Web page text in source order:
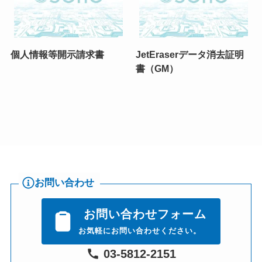
個人情報等開示請求書
JetEraserデータ消去証明
書（GM）
お問い合わせ
お問い合わせフォーム
お気軽にお問い合わせください。
03-5812-2151